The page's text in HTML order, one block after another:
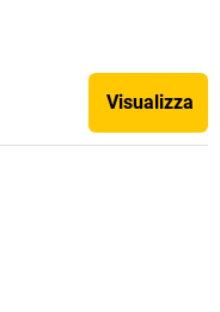
Visualizza